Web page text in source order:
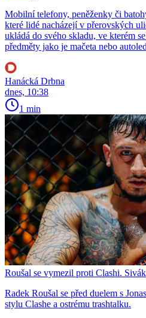
Mobilní telefony, peněženky či
které lidé nacházejí v přerovských
ukládá do svého skladu, ve kterém
předměty jako je mačeta nebo
Hanácká Drbna
dnes, 10:38
1 min
Roušal se vymezil proti Clashi.
Radek Roušal se před duelem s
stylu Clashe a ostrému trashtalku.